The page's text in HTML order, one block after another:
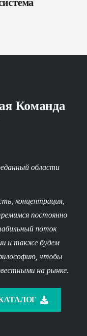
Команда
области
концентрация,
постоянно
поток
и также будем
чтобы
на рынке.